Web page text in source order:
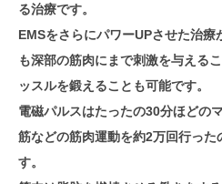
る治療です。
EMSをさらにパワーUPさせた治療
も深部の筋肉にまで刺激を与える
ッスルを鍛えることも可能です。
電磁パルスはたったの30分ほどの
筋などの筋肉運動を約2万回行った
す。